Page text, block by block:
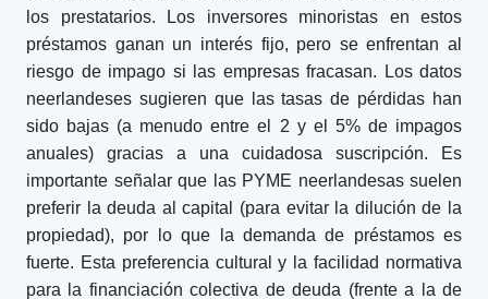
los prestatarios. Los inversores minoristas en estos
préstamos ganan un interés fijo, pero se enfrentan al
riesgo de impago si las empresas fracasan. Los datos
neerlandeses sugieren que las tasas de pérdidas han
sido bajas (a menudo entre el 2 y el 5% de impagos
anuales) gracias a una cuidadosa suscripción. Es
importante señalar que las PYME neerlandesas suelen
preferir la deuda al capital (para evitar la dilución de la
propiedad), por lo que la demanda de préstamos es
fuerte. Esta preferencia cultural y la facilidad normativa
para la financiación colectiva de deuda (frente a la de